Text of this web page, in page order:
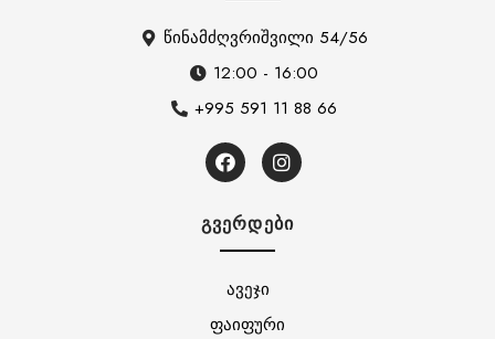
წინამძღვრიშვილი 54/56
12:00 - 16:00
+995 591 11 88 66
ᲒᲕᲔᲠᲓᲔᲑᲘ
ავეჯი
ფაიფური